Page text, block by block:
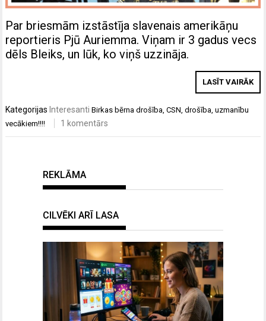
Par briesmām izstāstīja slavenais amerikāņu
reportieris Pjū Auriemma. Viņam ir 3 gadus vecs
dēls Bleiks, un lūk, ko viņš uzzināja.
LASĪT VAIRĀK
Kategorijas Interesanti Birkas bērna drošība,CSN,drošība,uzmanību
vecākiem!!!!
1 komentārs
REKLĀMA
CILVĒKI ARĪ LASA